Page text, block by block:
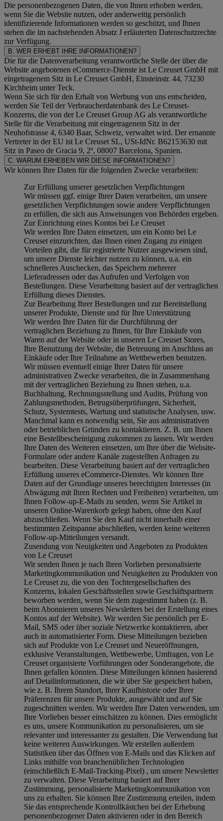
Die personenbezogenen Daten, die von Ihnen erhoben werden,
wenn Sie die Website nutzen, oder anderweitig persönlich
identifizierende Informationen werden so geschützt, und Ihnen
stehen die im nachstehenden Absatz J erläuterten Datenschutzrechte
zur Verfügung.
B. WER ERHEBT IHRE INFORMATIONEN?
Die für die Datenverarbeitung verantwortliche Stelle der über die
Website angebotenen eCommerce-Dienste ist Le Creuset GmbH mit
eingetragenem Sitz in Le Creuset GmbH, Einsteinstr. 44, 73230
Kirchheim unter Teck.
Wenn Sie sich für den Erhalt von Werbung von uns entscheiden,
werden Sie Teil der Verbraucherdatenbank des Le Creuset-
Konzerns, die von der Le Creuset Group AG als verantwortliche
Stelle für die Verarbeitung mit eingetragenem Sitz in der
Neuhofstrasse 4, 6340 Baar, Schweiz, verwaltet wird. Der ernannte
Vertreter in der EU ist Le Creuset SL, USt-IdNr. B62153630 mit
Sitz in Paseo de Gracia 9, 2º, 08007 Barcelona, Spanien.
C. WARUM ERHEBEN WIR DIESE INFORMATIONEN?
Wir können Ihre Daten für die folgenden Zwecke verarbeiten:
Zur Erfüllung unserer gesetzlichen Verpflichtungen
Wir müssen ggf. einige Ihrer Daten verarbeiten, um unsere
gesetzlichen Verpflichtungen sowie andere Verpflichtungen
zu erfüllen, die sich aus Anweisungen von Behörden ergeben.
Zur Einrichtung eines Kontos bei Le Creuset
Wir werden Ihre Daten einsetzen, um ein Konto bei Le
Creuset einzurichten, das Ihnen einen Zugang zu einigen
Vorteilen gibt, die für registrierte Nutzer ausgewiesen sind,
um unsere Dienste leichter nutzen zu können, u.a. ein
schnelleres Auschecken, das Speichern mehrerer
Lieferadressen oder das Aufrufen und Verfolgen von
Bestellungen. Diese Verarbeitung basiert auf der vertraglichen
Erfüllung dieses Dienstes.
Zur Bearbeitung Ihrer Bestellungen und zur Bereitstellung
unserer Produkte, Dienste und für Ihre Unterstützung
Wir werden Ihre Daten für die Durchführung der
vertraglichen Beziehung zu Ihnen, für Ihre Einkäufe von
Waren auf der Website oder in unseren Le Creuset Stores,
Ihre Benutzung der Website, die Betreuung im Anschluss an
Einkäufe oder Ihre Teilnahme an Wettbewerben benutzen.
Wir müssen eventuell einige Ihrer Daten für unsere
administrativen Zwecke verarbeiten, die in Zusammenhang
mit der vertraglichen Beziehung zu Ihnen stehen, u.a.
Buchhaltung, Rechnungsstellung und Audits, Prüfung von
Zahlungsmethoden, Betrugsüberprüfungen, Sicherheit,
Schutz, Systemtests, Wartung und statistische Analysen, usw.
Manchmal kann es notwendig sein, Sie aus administrativen
oder betrieblichen Gründen zu kontaktieren. Z. B. um Ihnen
eine Bestellbescheinigung zukommen zu lassen. Wir werden
Ihre Daten des Weiteren einsetzen, um Ihre über die Website-
Formulare oder andere Kanäle zugestellten Anfragen zu
bearbeiten. Diese Verarbeitung basiert auf der vertraglichen
Erfüllung unseres eCommerce-Dienstes. Wir können Ihre
Daten auf der Grundlage unseres berechtigten Interesses (in
Abwägung mit Ihren Rechten und Freiheiten) verarbeiten, um
Ihnen Follow-up-E-Mails zu senden, wenn Sie Artikel in
unseren Online-Warenkorb gelegt haben, ohne den Kauf
abzuschließen. Wenn Sie den Kauf nicht innerhalb einer
bestimmten Zeitspanne abschließen, werden keine weiteren
Follow-up-Mitteilungen versandt.
Zusendung von Neuigkeiten und Angeboten zu Produkten
von Le Creuset
Wir senden Ihnen je nach Ihren Vorlieben personalisierte
Marketingkommunikation und Neuigkeiten zu Produkten von
Le Creuset zu, die von den Tochtergesellschaften des
Konzerns, lokalen Geschäftsstellen sowie Geschäftspartnern
beworben werden, wenn Sie dem zugestimmt haben (z. B.
beim Abonnieren unseres Newsletters bei der Erstellung eines
Kontos auf der Website). Wir werden Sie persönlich per E-
Mail, SMS oder über soziale Netzwerke kontaktieren, aber
auch in automatisierter Form. Diese Mitteilungen beziehen
sich auf Produkte von Le Creuset und Neueröffnungen,
exklusive Veranstaltungen, Wettbewerbe, Umfragen, von Le
Creuset organisierte Vorführungen oder Sonderangebote, die
Ihnen gefallen könnten. Diese Mitteilungen können basierend
auf Detailinformationen, die wir über Sie gespeichert haben,
wie z. B. Ihrem Standort, Ihrer Kaufhistorie oder Ihrer
Präferenzen für unsere Produkte, ausgewählt und auf Sie
zugeschnitten werden. Wir werden Ihre Daten verwenden, um
Ihre Vorlieben besser einschätzen zu können. Dies ermöglicht
es uns, unsere Kommunikation zu personalisieren, um sie
relevanter und interessanter zu gestalten. Die Verwendung hat
keine weiteren Auswirkungen. Wir erstellen außerdem
Statistiken über das Öffnen von E-Mails und das Klicken auf
Links mithilfe von branchenüblichen Technologien
(einschließlich E-Mail-Tracking-Pixel) , um unsere Newsletter
zu verwalten. Diese Verarbeitung basiert auf Ihrer
Zustimmung, personalisierte Marketingkommunikation von
uns zu erhalten. Sie können Ihre Zustimmung erteilen, indem
Sie das entsprechende Kontrollkästchen bei der Erhebung
personenbezogener Daten aktivieren oder in den Bereich